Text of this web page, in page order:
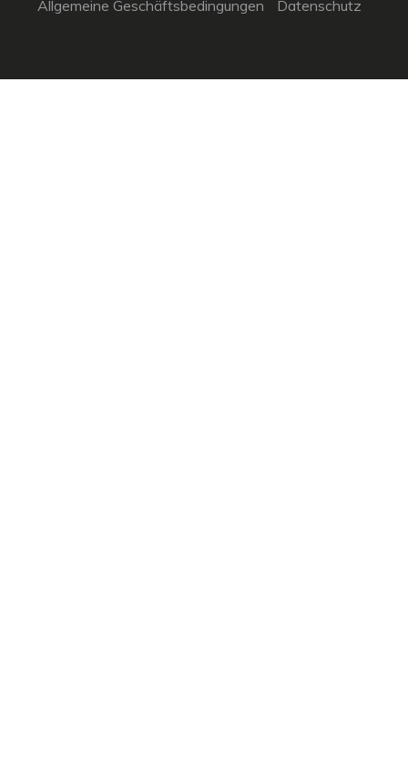
Allgemeine Geschäftsbedingungen Datenschutz